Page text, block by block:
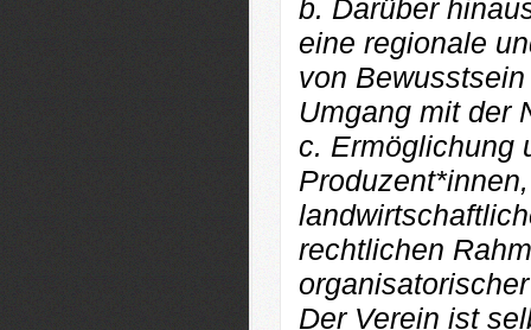
b. Darüber
eine regionale
von
Umgang mit der
c. Ermöglichung
rechtlichen
Der Verein ist